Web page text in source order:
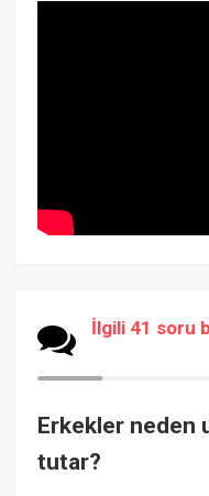
İlgili 41 soru
Erkekler neden
tutar?